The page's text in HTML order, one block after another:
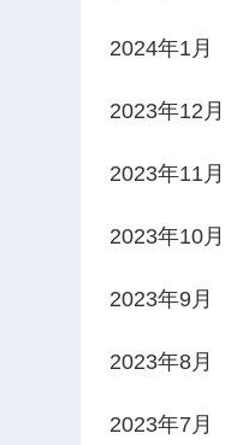
2024年1月
2023年12月
2023年11月
2023年10月
2023年9月
2023年8月
2023年7月